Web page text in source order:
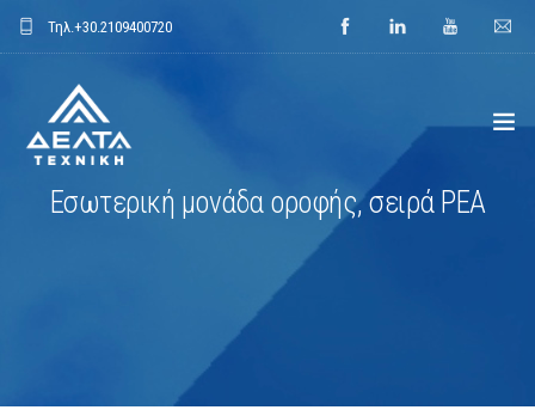
Τηλ.+30.2109400720
ΑΡΧΙΚΗ
Εσωτερική μονάδα οροφής, σειρά PEA